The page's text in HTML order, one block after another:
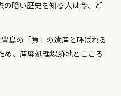
の暗い歴史を知る人は今、ど
島の「負」の遺産と呼ばれる
め、産廃処理場跡地とこころ